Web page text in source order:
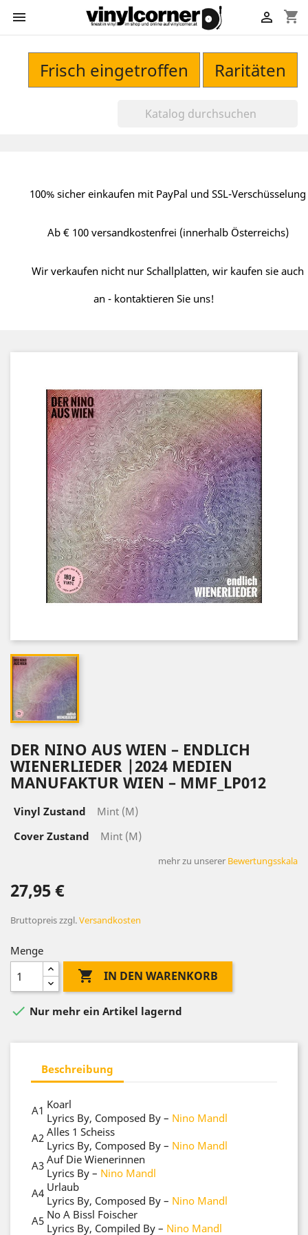
 shopping_cart

Frisch eingetroffen Raritäten
100% sicher einkaufen mit PayPal und SSL-Verschüsselung
Ab € 100 versandkostenfrei (innerhalb Österreichs)
Wir verkaufen nicht nur Schallplatten, wir kaufen sie auch
an - kontaktieren Sie uns!
DER NINO AUS WIEN – ENDLICH
WIENERLIEDER |2024 MEDIEN
MANUFAKTUR WIEN – MMF_LP012
Vinyl Zustand
Mint (M)
Cover Zustand
Mint (M)
mehr zu unserer Bewertungsskala
27,95 €
Bruttopreiszzgl.Versandkosten
Menge
 IN DEN WARENKORB
 Nur mehr ein Artikel lagernd
Beschreibung
A1 Koarl
Lyrics By, Composed By – Nino Mandl
A2 Alles 1 Scheiss
Lyrics By, Composed By – Nino Mandl
A3 Auf Die Wienerinnen
Lyrics By – Nino Mandl
A4 Urlaub
Lyrics By, Composed By – Nino Mandl
A5 No A Bissl Foischer
Lyrics By, Compiled By – Nino Mandl